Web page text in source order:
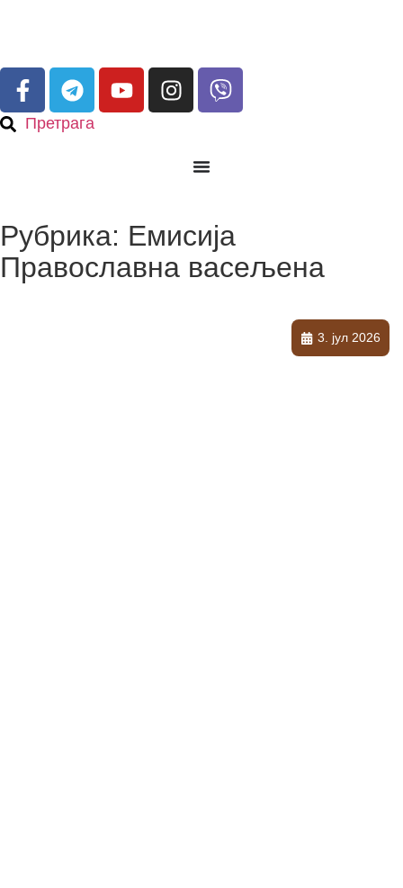
Претрага
Рубрика: Емисија
Православна васељена
3. јул 2026